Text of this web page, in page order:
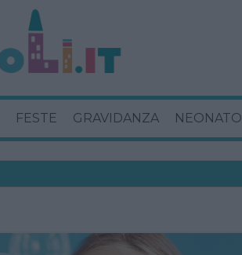
FESTE GRAVIDANZA NEONATO